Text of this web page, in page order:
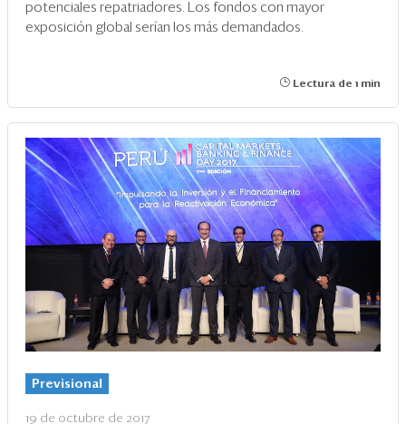
potenciales repatriadores. Los fondos con mayor
exposición global serían los más demandados.
Lectura de 1 min
Previsional
19 de octubre de 2017